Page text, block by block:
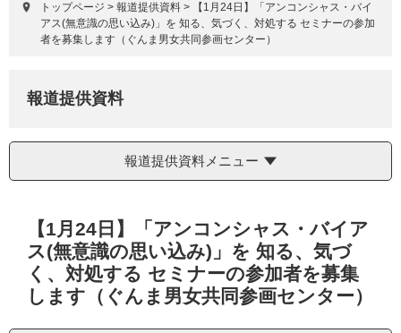
象
トップページ > 報道提供資料 >
【1月24日】「アンコンシャス・バイ
アス(無意識の思い込み)」を 知る、気づく、対処する セミナーの参加
者を募集します（ぐんま男女共同参画センター）
報道提供資料
報道提供資料メニュー
【1月24日】「アンコンシャス・バイア
ス(無意識の思い込み)」を 知る、気づ
く、対処する セミナーの参加者を募集
します（ぐんま男女共同参画センター）